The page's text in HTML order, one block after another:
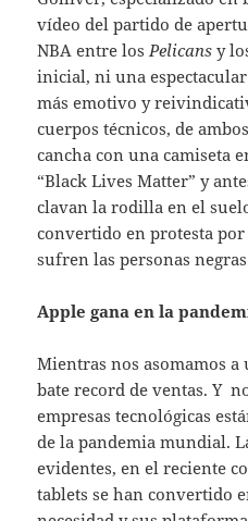
vídeo del partido de
NBA entre los Pelicans y
inicial, ni una espectacular
más emotivo y
cuerpos técnicos, de
cancha con una camiseta
“Black Lives Matter” y
clavan la rodilla en el
convertido en protesta
sufren las personas
Apple gana en la
Mientras nos asomamos
bate record de ventas. Y
empresas tecnológicas
de la pandemia mundial.
evidentes, en el reciente
tablets se han convertido